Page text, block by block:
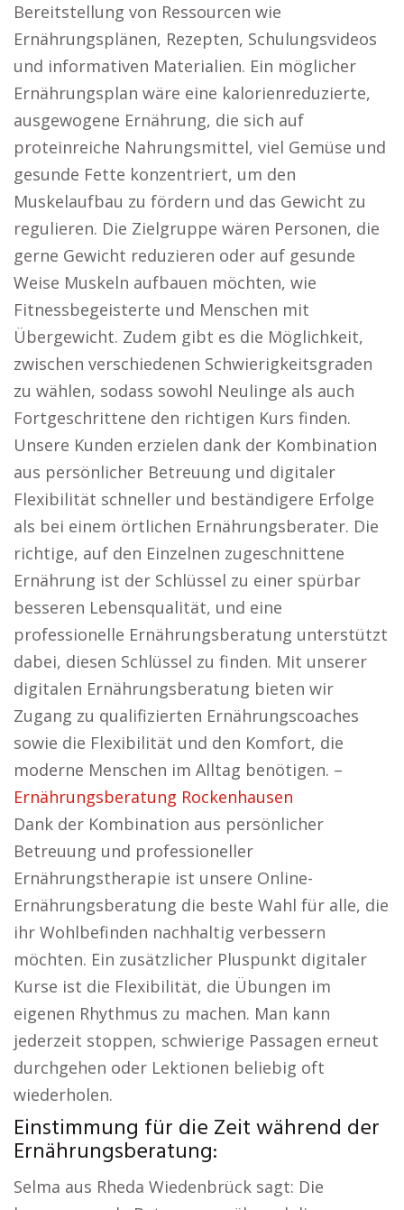
Bereitstellung von Ressourcen wie
Ernährungsplänen, Rezepten, Schulungsvideos
und informativen Materialien. Ein möglicher
Ernährungsplan wäre eine kalorienreduzierte,
ausgewogene Ernährung, die sich auf
proteinreiche Nahrungsmittel, viel Gemüse und
gesunde Fette konzentriert, um den
Muskelaufbau zu fördern und das Gewicht zu
regulieren. Die Zielgruppe wären Personen, die
gerne Gewicht reduzieren oder auf gesunde
Weise Muskeln aufbauen möchten, wie
Fitnessbegeisterte und Menschen mit
Übergewicht. Zudem gibt es die Möglichkeit,
zwischen verschiedenen Schwierigkeitsgraden
zu wählen, sodass sowohl Neulinge als auch
Fortgeschrittene den richtigen Kurs finden.
Unsere Kunden erzielen dank der Kombination
aus persönlicher Betreuung und digitaler
Flexibilität schneller und beständigere Erfolge
als bei einem örtlichen Ernährungsberater. Die
richtige, auf den Einzelnen zugeschnittene
Ernährung ist der Schlüssel zu einer spürbar
besseren Lebensqualität, und eine
professionelle Ernährungsberatung unterstützt
dabei, diesen Schlüssel zu finden. Mit unserer
digitalen Ernährungsberatung bieten wir
Zugang zu qualifizierten Ernährungscoaches
sowie die Flexibilität und den Komfort, die
moderne Menschen im Alltag benötigen. –
Ernährungsberatung Rockenhausen
Dank der Kombination aus persönlicher
Betreuung und professioneller
Ernährungstherapie ist unsere Online-
Ernährungsberatung die beste Wahl für alle, die
ihr Wohlbefinden nachhaltig verbessern
möchten. Ein zusätzlicher Pluspunkt digitaler
Kurse ist die Flexibilität, die Übungen im
eigenen Rhythmus zu machen. Man kann
jederzeit stoppen, schwierige Passagen erneut
durchgehen oder Lektionen beliebig oft
wiederholen.
Einstimmung für die Zeit während der
Ernährungsberatung:
Selma aus Rheda Wiedenbrück sagt: Die